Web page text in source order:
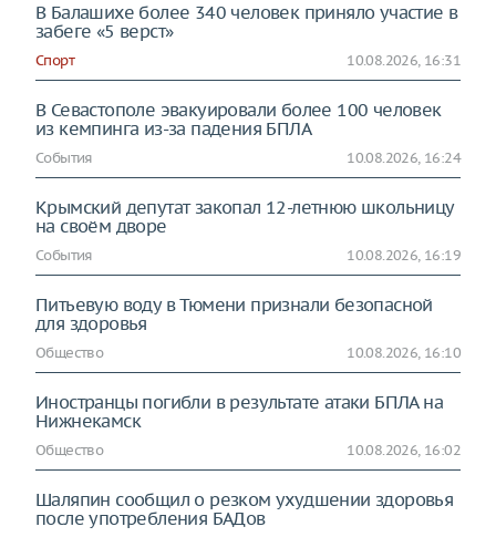
В Балашихе более 340 человек приняло участие в
забеге «5 верст»
Спорт 10.08.2026, 16:31
В Севастополе эвакуировали более 100 человек
из кемпинга из-за падения БПЛА
События 10.08.2026, 16:24
Крымский депутат закопал 12-летнюю школьницу
на своём дворе
События 10.08.2026, 16:19
Питьевую воду в Тюмени признали безопасной
для здоровья
Общество 10.08.2026, 16:10
Иностранцы погибли в результате атаки БПЛА на
Нижнекамск
Общество 10.08.2026, 16:02
Шаляпин сообщил о резком ухудшении здоровья
после употребления БАДов